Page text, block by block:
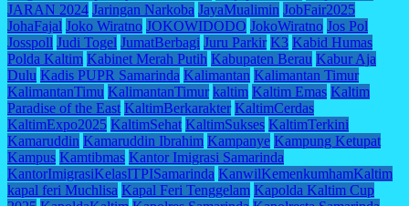
JARAN 2024 Jaringan Narkoba JayaMualimin JobFair2025
JohaFajal Joko Wiratno JOKOWIDODO JokoWiratno Jos Pol
Josspoll Judi Togel JumatBerbagi Juru Parkir K3 Kabid Humas
Polda Kaltim Kabinet Merah Putih Kabupaten Berau Kabur Aja
Dulu Kadis PUPR Samarinda Kalimantan Kalimantan Timur
KalimantanTimu KalimantanTimur kaltim Kaltim Emas Kaltim
Paradise of the East KaltimBerkarakter KaltimCerdas
KaltimExpo2025 KaltimSehat KaltimSukses KaltimTerkini
Kamaruddin Kamaruddin Ibrahim Kampanye Kampung Ketupat
Kampus Kamtibmas Kantor Imigrasi Samarinda
KantorImigrasiKelasITPISamarinda KanwilKemenkumhamKaltim
kapal feri Muchlisa Kapal Feri Tenggelam Kapolda Kaltim Cup